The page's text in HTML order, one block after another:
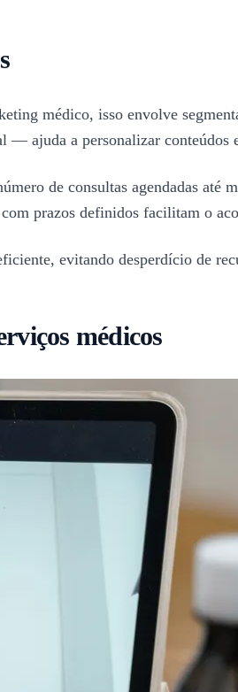
médico, isso envolve
ajuda a personalizar conteúdos
de consultas agendadas até
prazos definidos facilitam o
evitando desperdício de
médicos